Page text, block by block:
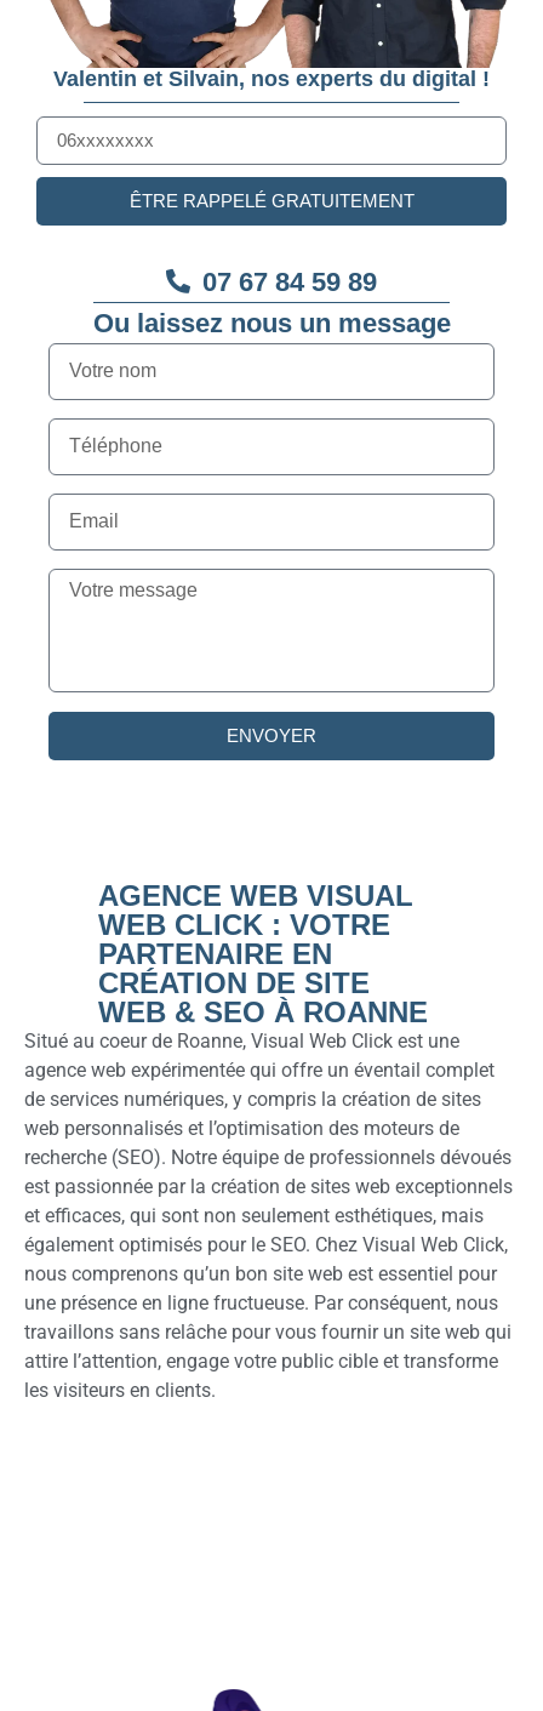
Valentin et Silvain, nos experts du digital !
ÊTRE RAPPELÉ GRATUITEMENT
07 67 84 59 89
Ou laissez nous un message
ENVOYER
AGENCE WEB VISUAL
WEB CLICK : VOTRE
PARTENAIRE EN
CRÉATION DE SITE
WEB & SEO À ROANNE
Situé au coeur de Roanne, Visual Web Click est une
agence web expérimentée qui offre un éventail complet
de services numériques, y compris la création de sites
web personnalisés et l’optimisation des moteurs de
recherche (SEO). Notre équipe de professionnels dévoués
est passionnée par la création de sites web exceptionnels
et efficaces, qui sont non seulement esthétiques, mais
également optimisés pour le SEO. Chez Visual Web Click,
nous comprenons qu’un bon site web est essentiel pour
une présence en ligne fructueuse. Par conséquent, nous
travaillons sans relâche pour vous fournir un site web qui
attire l’attention, engage votre public cible et transforme
les visiteurs en clients.